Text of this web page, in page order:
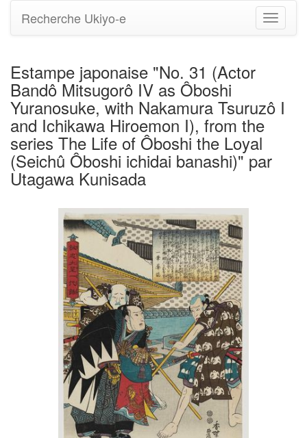
Basculer
la
Recherche Ukiyo-e
Estampe japonaise "No. 31 (Actor
Bandô Mitsugorô IV as Ôboshi
Yuranosuke, with Nakamura Tsuruzô I
and Ichikawa Hiroemon I), from the
series The Life of Ôboshi the Loyal
(Seichû Ôboshi ichidai banashi)" par
Utagawa Kunisada